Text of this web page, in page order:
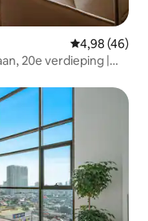
Gemiddelde
4,98 (46)
20e verdieping |